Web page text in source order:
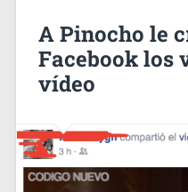
A Pinocho le
Facebook los
vídeo